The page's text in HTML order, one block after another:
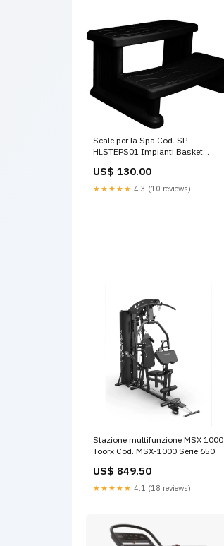
Scale per la Spa Cod. SP-
HLSTEPS01 Impianti Basket
US$ 130.00
★★★★★ 4.3 (10 reviews)
Stazione multifunzione MSX 1000
Toorx Cod. MSX-1000 Serie 650
US$ 849.50
★★★★★ 4.1 (18 reviews)